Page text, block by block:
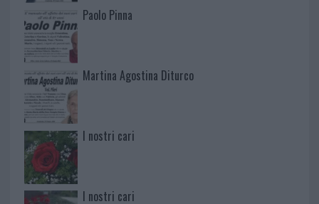
Paolo Pinna
Martina Agostina Diturco
I nostri cari
I nostri cari